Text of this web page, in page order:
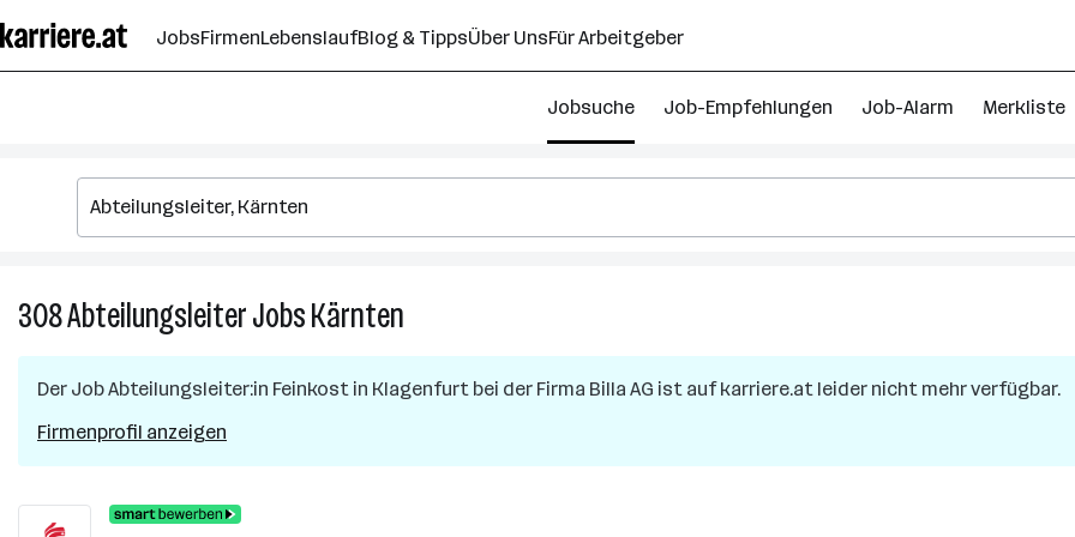
Seiteninhalt
springen
JobsFirmenLebenslaufBlog & TippsÜber UnsFür Arbeitgeber
Jobsuche Job-Empfehlungen Job-Alarm Merkliste
308AbteilungsleiterJobsKärnten
in
Der JobAbteilungsleiter:in Feinkost in Klagenfurt bei der Firma Billa AG ist auf karriere.at leider nicht mehr verfügbar.
Firmenprofil anzeigen